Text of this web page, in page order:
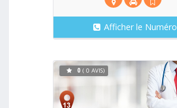
Afficher le Numéro
0 ( 0 AVIS)